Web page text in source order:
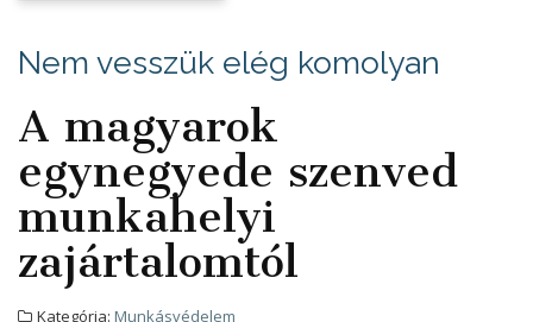
Nem vesszük elég komolyan
A magyarok
egynegyede szenved
munkahelyi
zajártalomtól
Kategória: Munkásvédelem